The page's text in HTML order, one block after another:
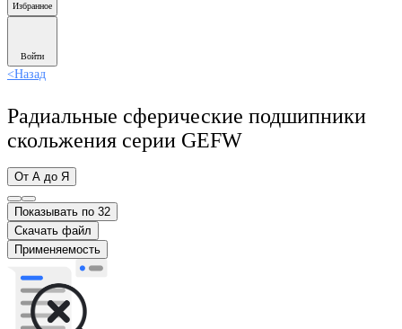
Избранное
Войти
<Назад
Радиальные сферические подшипники
скольжения серии GEFW
От А до Я
Показывать по 32
Скачать файл
Применяемость